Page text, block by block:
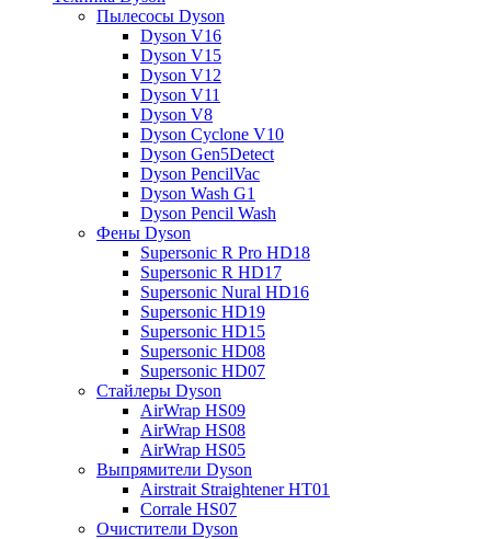
Пылесосы Dyson
Dyson V16
Dyson V15
Dyson V12
Dyson V11
Dyson V8
Dyson Cyclone V10
Dyson Gen5Detect
Dyson PencilVac
Dyson Wash G1
Dyson Pencil Wash
Фены Dyson
Supersonic R Pro HD18
Supersonic R HD17
Supersonic Nural HD16
Supersonic HD19
Supersonic HD15
Supersonic HD08
Supersonic HD07
Стайлеры Dyson
AirWrap HS09
AirWrap HS08
AirWrap HS05
Выпрямители Dyson
Airstrait Straightener HT01
Corrale HS07
Очистители Dyson